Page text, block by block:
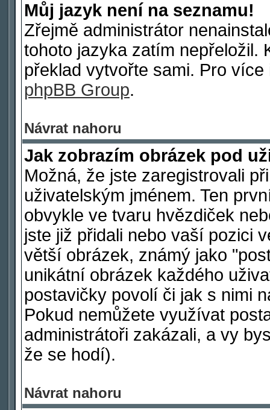
Můj jazyk není na seznamu!
Zřejmě administrátor
tohoto jazyka zatím nepřeložil.
překlad vytvořte sami. Pro
phpBB Group.
Návrat nahoru
Jak zobrazím obrázek pod
Možná, že jste zaregistrovali
uživatelským jménem. Ten
obvykle ve tvaru hvězdiček
jste již přidali nebo vaší pozici
větší obrázek, známý jako
unikátní obrázek každého
postavičky povolí či jak s nimi
Pokud nemůžete využívat
administrátoři zakázali, a vy
že se hodí).
Návrat nahoru